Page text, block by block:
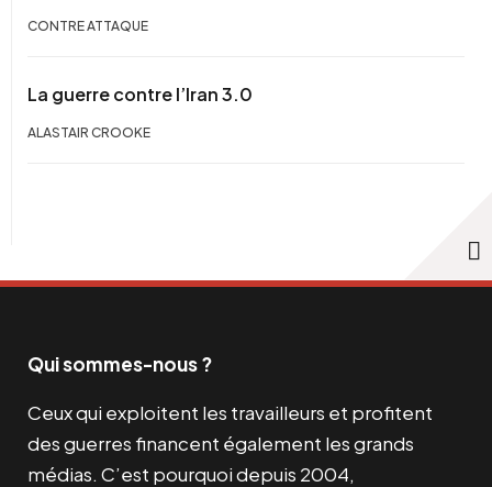
CONTRE ATTAQUE
La guerre contre l’Iran 3.0
ALASTAIR CROOKE
Qui sommes-nous ?
Ceux qui exploitent les travailleurs et profitent
des guerres financent également les grands
médias. C’est pourquoi depuis 2004,